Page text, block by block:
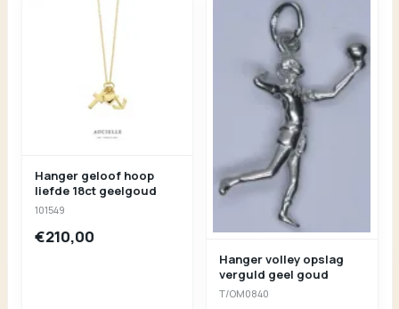
Hanger geloof hoop
liefde 18ct geelgoud
101549
€210,00
Hanger volley opslag
verguld geel goud
T/OM0840